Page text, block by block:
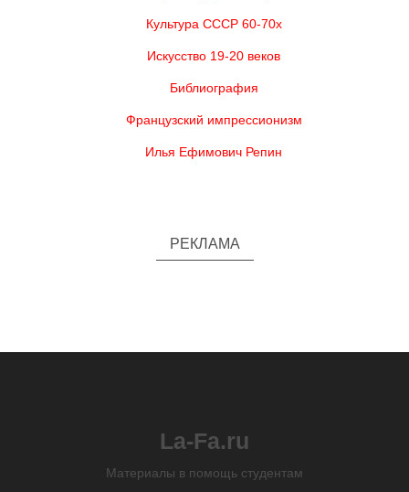
Культура СССР 60-70х
Искусство 19-20 веков
Библиография
Французский импрессионизм
Илья Ефимович Репин
РЕКЛАМА
La-Fa.ru
Материалы в помощь студентам